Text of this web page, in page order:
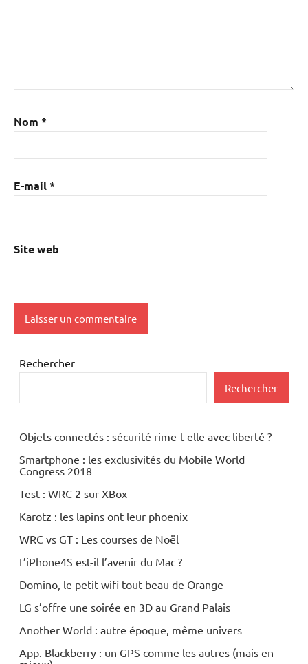
Nom *
E-mail*
Site web
Rechercher
Rechercher
Objets connectés : sécurité rime-t-elle avec liberté ?
Smartphone : les exclusivités du Mobile World
Congress 2018
Test : WRC 2 sur XBox
Karotz : les lapins ont leur phoenix
WRC vs GT : Les courses de Noël
L’iPhone4S est-il l’avenir du Mac ?
Domino, le petit wifi tout beau de Orange
LG s’offre une soirée en 3D au Grand Palais
Another World : autre époque, même univers
App. Blackberry : un GPS comme les autres (mais en